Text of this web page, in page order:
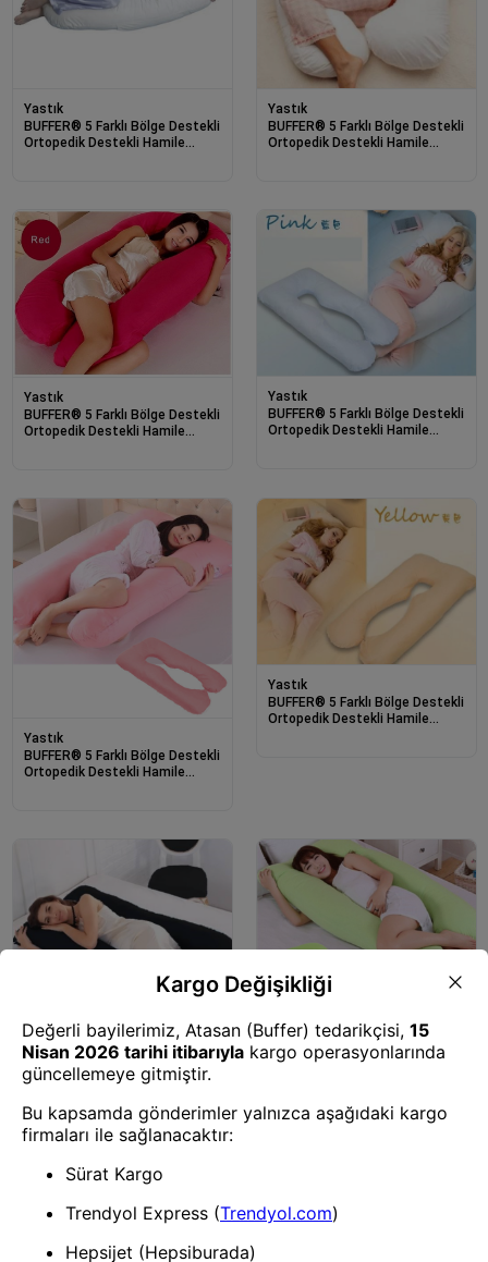
Yastık
BUFFER® 5 Farklı Bölge Destekli
Ortopedik Destekli Hamile
Yastık
BUFFER® 5 Farklı Bölge Destekli
Ortopedik Destekli Hamile
Yastık
BUFFER® 5 Farklı Bölge Destekli
Ortopedik Destekli Hamile
Yastık
BUFFER® 5 Farklı Bölge Destekli
Ortopedik Destekli Hamile
Yastık
BUFFER® 5 Farklı Bölge Destekli
Ortopedik Destekli Hamile
Yastık
BUFFER® 5 Farklı Bölge Destekli
Ortopedik Destekli Hamile
Yastık
Ortopedik Destekli Hamile
Yastığı Siyah
Ortopedik Destekli Hamile